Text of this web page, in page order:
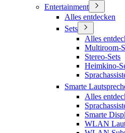
Entertainment
Alles entdecken
Sets
Alles
Multiroom-
Stereo-Sets
Heimkino-
Smarte
Alles
Smarte
WLAN